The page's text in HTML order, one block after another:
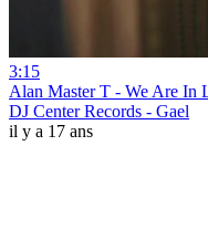
3:15
Alan Master T - We Are In
DJ Center Records - Gael
il y a 17 ans